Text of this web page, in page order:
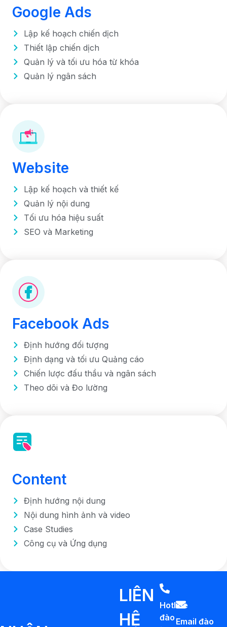
Google Ads
Lập kế hoạch chiến dịch
Thiết lập chiến dịch
Quản lý và tối ưu hóa từ khóa
Quản lý ngân sách
Website
Lập kế hoạch và thiết kế
Quản lý nội dung
Tối ưu hóa hiệu suất
SEO và Marketing
Facebook Ads
Định hướng đối tượng
Định dạng và tối ưu Quảng cáo
Chiến lược đấu thầu và ngân sách
Theo dõi và Đo lường
Content
Định hướng nội dung
Nội dung hình ảnh và video
Case Studies
Công cụ và Ứng dụng
LIÊN
HỆ
Hotline
đào Email đào